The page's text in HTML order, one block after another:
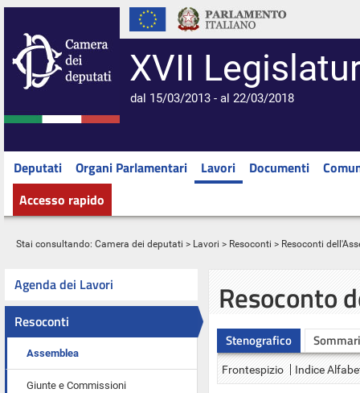
XVII
dal 15/03/2013 - al 22/03/2018
Deputati Organi Parlamentari Lavori Documenti
Accesso rapido
Stai consultando: Camera dei deputati > Lavori > Resoconti > Resoconti
Agenda dei Lavori
Resoconti
Assemblea
Giunte e Commissioni
Resoconto
Stenografico
Frontespizio Indice